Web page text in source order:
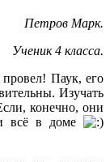
Петров Марк.
Ученик 4 класса.
Паук, его
Изучать
конечно, они
всё в доме